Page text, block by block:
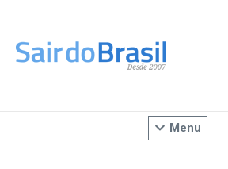
Menu